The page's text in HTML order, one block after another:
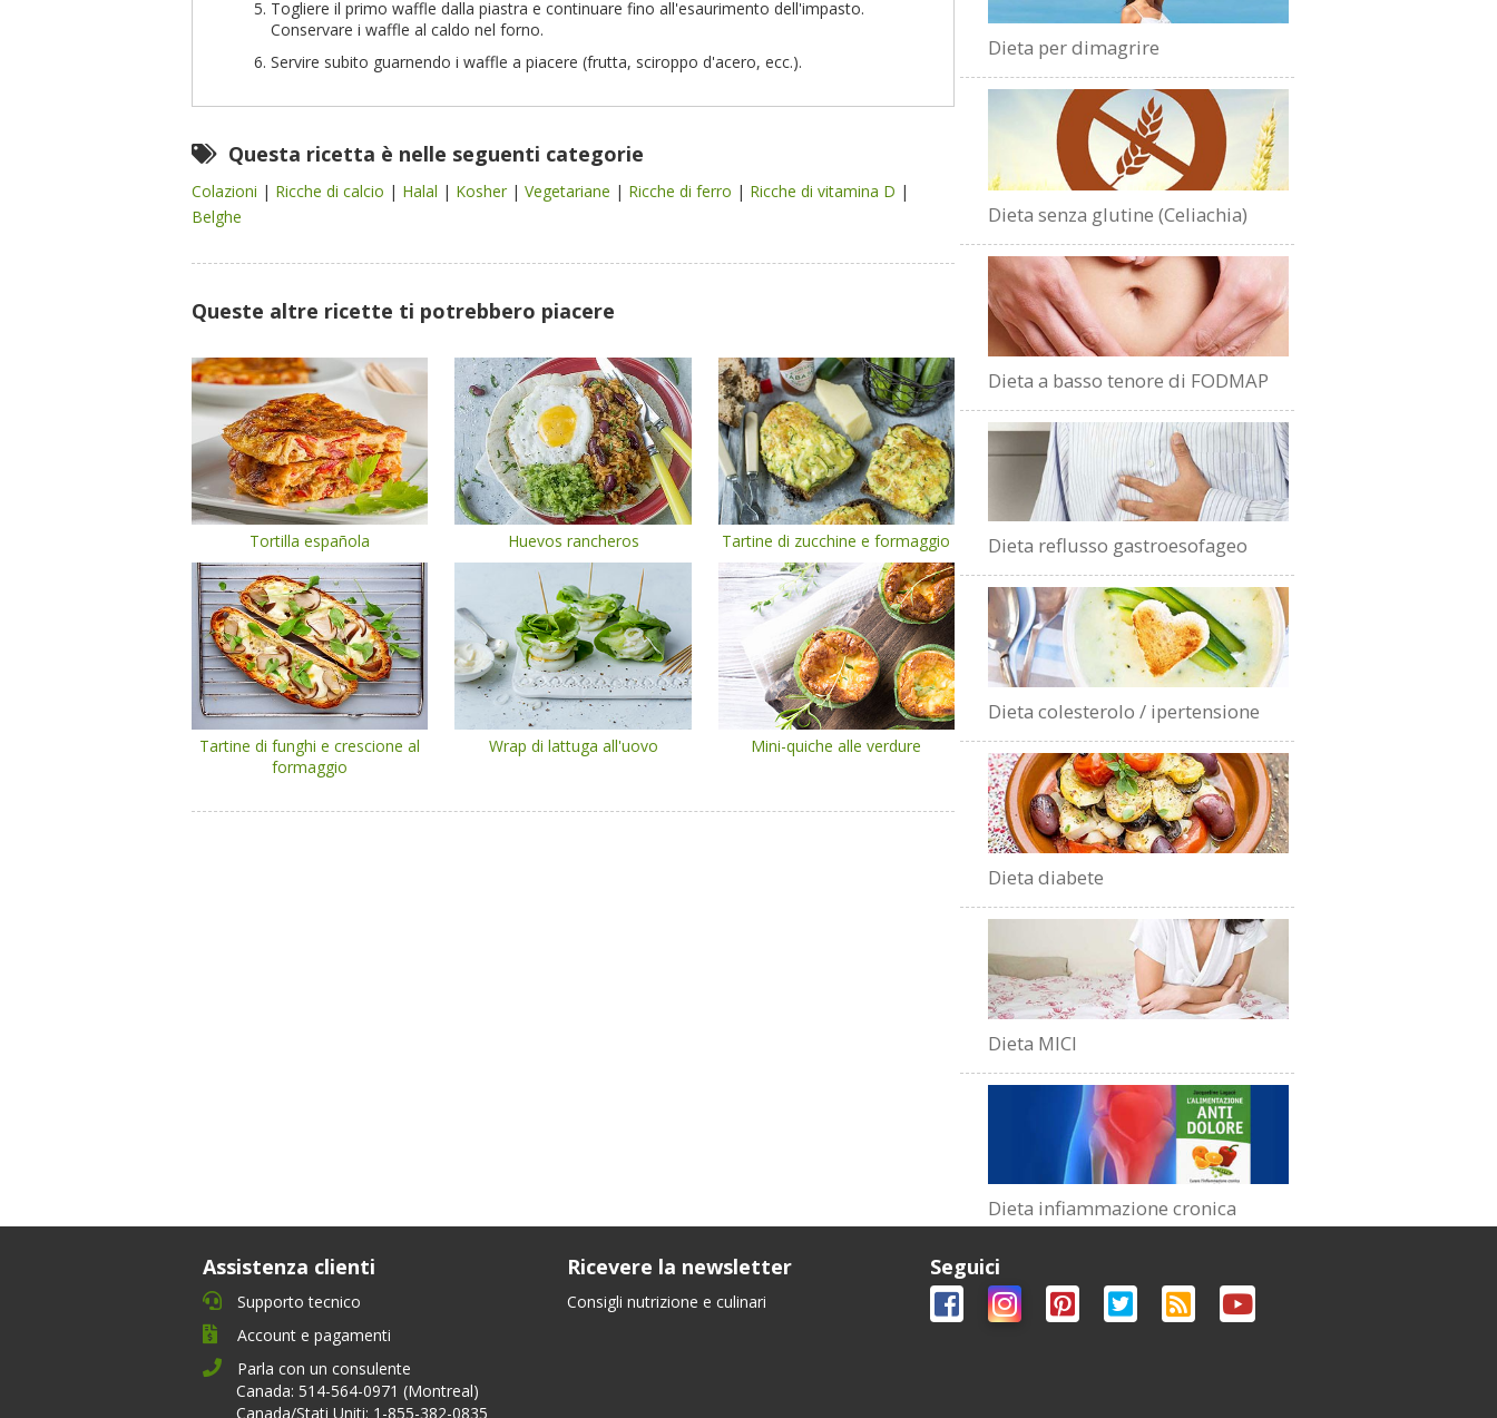
Togliere il primo waffle dalla piastra e continuare fino all'esaurimento dell'impasto.
Conservare i waffle al caldo nel forno.
Servire subito guarnendo i waffle a piacere (frutta, sciroppo d'acero, ecc.).
Questa ricetta è nelle seguenti categorie
Colazioni | Ricche di calcio | Halal | Kosher | Vegetariane | Ricche di ferro | Ricche di vitamina D |
Belghe
Queste altre ricette ti potrebbero piacere
Tortilla española Huevos rancheros Tartine di zucchine e formaggio
Tartine di funghi e crescione al
formaggio
Wrap di lattuga all'uovo Mini-quiche alle verdure
Dieta per dimagrire
Dieta senza glutine (Celiachia)
Dieta a basso tenore di FODMAP
Dieta reflusso gastroesofageo
Dieta colesterolo / ipertensione
Dieta diabete
Dieta MICI
Dieta infiammazione cronica
Assistenza clienti
Supporto tecnico
Account e pagamenti
Parla con un consulente
Canada: 514-564-0971 (Montreal)
Canada/Stati Uniti: 1-855-382-0835
Ricevere la newsletter
Consigli nutrizione e culinari
Seguici